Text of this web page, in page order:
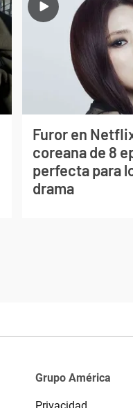
Furor en
coreana de 8
perfecta para
drama
Grupo América